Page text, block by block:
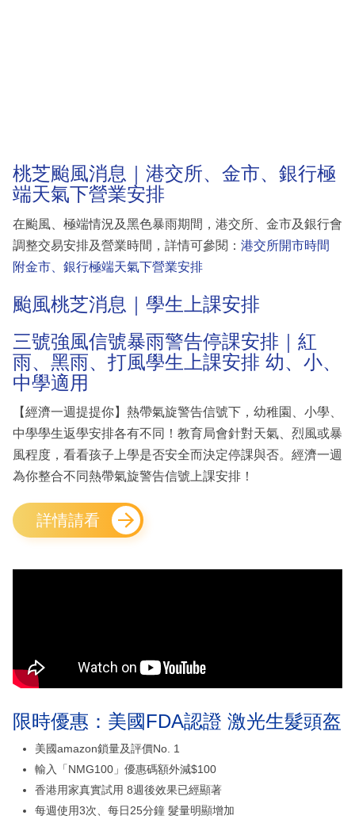
桃芝颱風消息｜港交所、金市、銀行極
端天氣下營業安排
在颱風、極端情況及黑色暴雨期間，港交所、金市及銀行會
調整交易安排及營業時間，詳情可參閱： 港交所開市時間
附金市、銀行極端天氣下營業安排
颱風桃芝消息｜學生上課安排
三號強風信號暴雨警告停課安排｜紅
雨、黑雨、打風學生上課安排 幼、小、
中學適用
【經濟一週提提你】熱帶氣旋警告信號下，幼稚園、小學、
中學學生返學安排各有不同！教育局會針對天氣、烈風或暴
風程度，看看孩子上學是否安全而決定停課與否。經濟一週
為你整合不同熱帶氣旋警告信號上課安排！
詳情請看
限時優惠：美國FDA認證 激光生髮頭盔
美國amazon鎖量及評價No. 1
輸入「NMG100」優惠碼額外減$100
香港用家真實試用 8週後效果已經顯著
每週使用3次、每日25分鐘 髮量明顯增加